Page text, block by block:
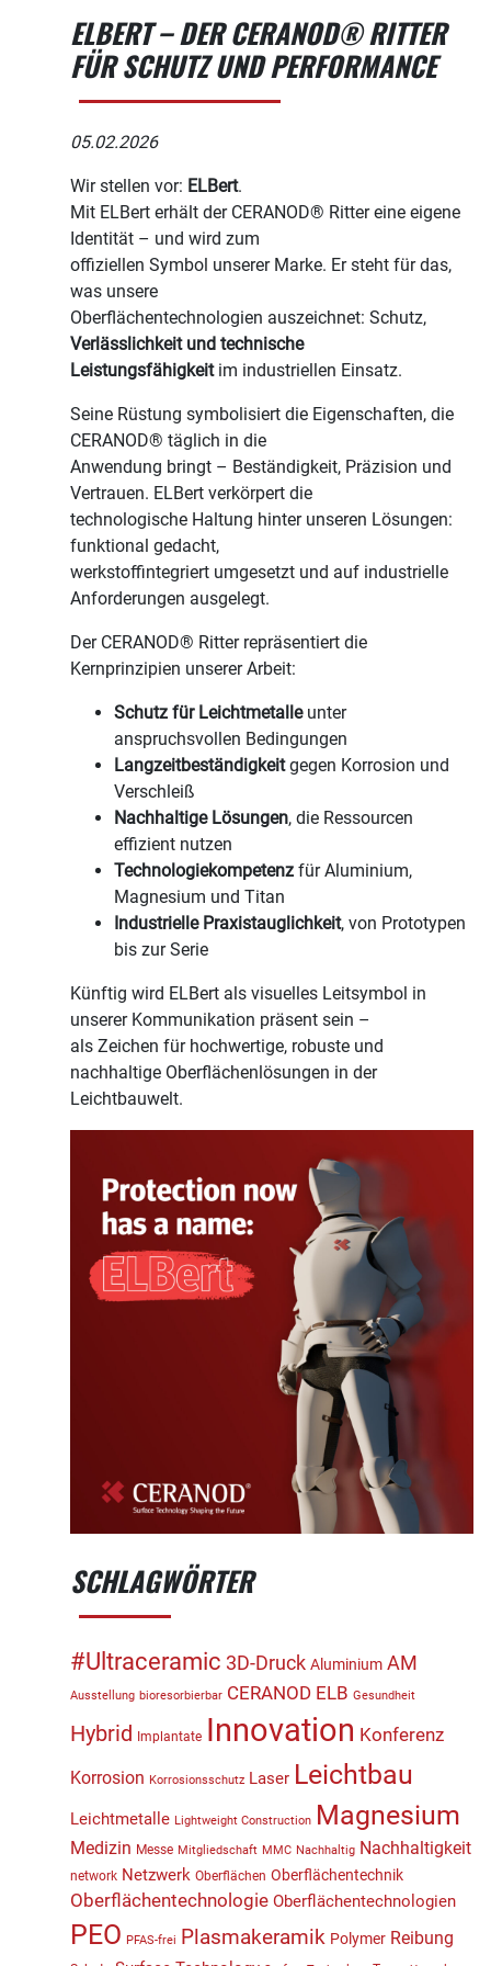
ELBERT – DER CERANOD® RITTER
FÜR SCHUTZ UND PERFORMANCE
05.02.2026
Wir stellen vor: ELBert.
Mit ELBert erhält der CERANOD® Ritter eine eigene
Identität – und wird zum
offiziellen Symbol unserer Marke. Er steht für das,
was unsere
Oberflächentechnologien auszeichnet: Schutz,
Verlässlichkeit und technische
Leistungsfähigkeitim industriellen Einsatz.
Seine Rüstung symbolisiert die Eigenschaften, die
CERANOD® täglich in die
Anwendung bringt – Beständigkeit, Präzision und
Vertrauen. ELBert verkörpert die
technologische Haltung hinter unseren Lösungen:
funktional gedacht,
werkstoffintegriert umgesetzt und auf industrielle
Anforderungen ausgelegt.
Der CERANOD® Ritter repräsentiert die
Kernprinzipien unserer Arbeit:
Schutz für Leichtmetalleunter
anspruchsvollen Bedingungen
Langzeitbeständigkeitgegen Korrosion und
Verschleiß
Nachhaltige Lösungen, die Ressourcen
effizient nutzen
Technologiekompetenz für Aluminium,
Magnesium und Titan
Industrielle Praxistauglichkeit, von Prototypen
bis zur Serie
Künftig wird ELBert als visuelles Leitsymbol in
unserer Kommunikation präsent sein –
als Zeichen für hochwertige, robuste und
nachhaltige Oberflächenlösungen in der
Leichtbauwelt.
SCHLAGWÖRTER
#Ultraceramic 3D-Druck Aluminium AM
Ausstellung bioresorbierbar CERANOD ELB Gesundheit
Hybrid Implantate Innovation Konferenz
Korrosion Korrosionsschutz Laser Leichtbau
Leichtmetalle Lightweight Construction Magnesium
Medizin Messe Mitgliedschaft MMC Nachhaltig Nachhaltigkeit
network Netzwerk Oberflächen Oberflächentechnik
Oberflächentechnologie Oberflächentechnologien
PEO PFAS-frei Plasmakeramik Polymer Reibung